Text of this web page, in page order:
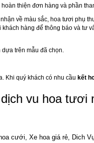
thiện đơn hàng và phần
về màu sắc, hoa tươi phụ
hàng để thông báo và tư
trên mẫu đã chọn.
Khi quý khách có nhu cầu kết
vu hoa tươi
cưới, Xe hoa giá rẻ, Dich